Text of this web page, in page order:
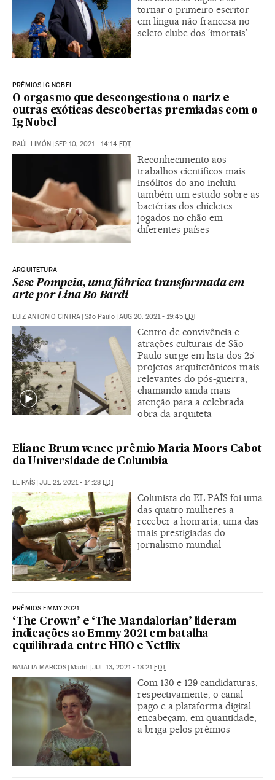
tornar o primeiro escritor
em língua não francesa no
seleto clube dos ‘imortais’
PRÊMIOS IG NOBEL
O orgasmo que descongestiona o nariz e
outras exóticas descobertas premiadas com o
Ig Nobel
RAÚL LIMÓN SEP 10, 2021 - 14:14 EDT
Reconhecimento aos
trabalhos científicos mais
insólitos do ano incluiu
também um estudo sobre as
bactérias dos chicletes
jogados no chão em
diferentes países
ARQUITETURA
Sesc Pompeia, uma fábrica transformada em
arte por Lina Bo Bardi
LUIZ ANTONIO CINTRA | São Paulo | AUG 20, 2021 - 19:45 EDT
Centro de convivência e
atrações culturais de São
Paulo surge em lista dos 25
projetos arquitetônicos mais
relevantes do pós-guerra,
chamando ainda mais
atenção para a celebrada
obra da arquiteta
Eliane Brum vence prêmio Maria Moors Cabot
da Universidade de Columbia
EL PAÍS | JUL 21, 2021 - 14:28 EDT
Colunista do EL PAÍS foi uma
das quatro mulheres a
receber a honraria, uma das
mais prestigiadas do
jornalismo mundial
PRÊMIOS EMMY 2021
‘The Crown’ e ‘The Mandalorian’ lideram
indicações ao Emmy 2021 em batalha
equilibrada entre HBO e Netflix
NATALIA MARCOS | Madri | JUL 13, 2021 - 18:21EDT
Com 130 e 129 candidaturas,
respectivamente, o canal
pago e a plataforma digital
encabeçam, em quantidade,
a briga pelos prêmios